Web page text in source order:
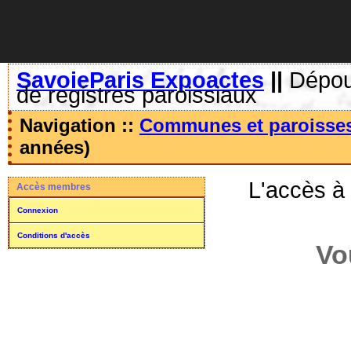
SavoieParis Expoactes ||
de registres paroissiaux
Navigation :: Communes et
années)
Accès membres
Connexion
Conditions d'accès
L'accès